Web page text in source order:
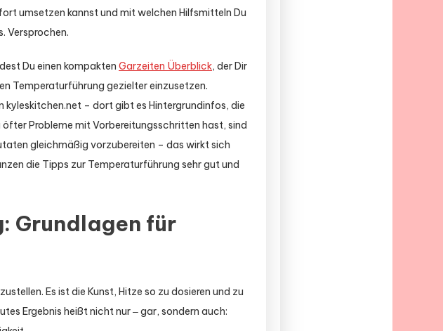
umsetzen kannst und mit welchen Hilfsmitteln Du
Versprochen.
Du einen kompakten Garzeiten Überblick, der Dir
Temperaturführung gezielter einzusetzen.
kyleskitchen.net – dort gibt es Hintergrundinfos, die
Probleme mit Vorbereitungsschritten hast, sind
gleichmäßig vorzubereiten – das wirkt sich
die Tipps zur Temperaturführung sehr gut und
Grundlagen für
Es ist die Kunst, Hitze so zu dosieren und zu
Ergebnis heißt nicht nur ‒ gar, sondern auch: